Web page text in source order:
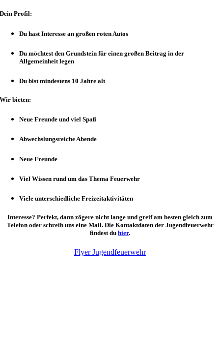
Dein Profil:
Du hast Interesse an großen roten Autos
Du möchtest den Grundstein für einen großen Beitrag in der
Allgemeinheit legen
Du bist mindestens 10 Jahre alt
Wir bieten:
Neue Freunde und viel Spaß
Abwechslungsreiche Abende
Neue Freunde
Viel Wissen rund um das Thema Feuerwehr
Viele unterschiedliche Freizeitaktivitäten
Interesse? Perfekt, dann zögere nicht lange und greif am besten gleich zum
Telefon oder schreib uns eine Mail. Die Kontaktdaten der Jugendfeuerwehr
findest du hier.
Flyer Jugendfeuerwehr